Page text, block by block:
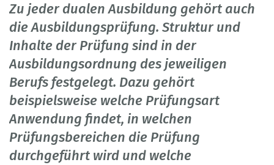
Zu jeder dualen Ausbildung gehört auch
die Ausbildungsprüfung. Struktur und
Inhalte der Prüfung sind in der
Ausbildungsordnung des jeweiligen
Berufs festgelegt. Dazu gehört
beispielsweise welche Prüfungsart
Anwendung findet, in welchen
Prüfungsbereichen die Prüfung
durchgeführt wird und welche